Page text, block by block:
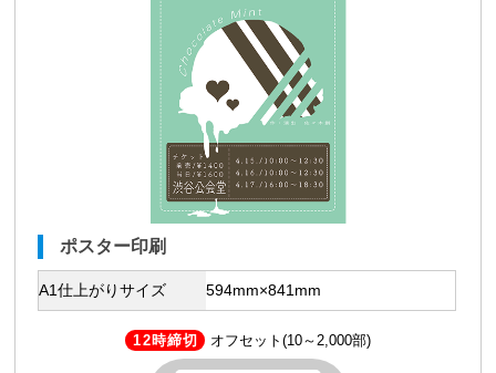
ポスター印刷
A1仕上がりサイズ 594mm×841mm
12時締切 オフセット(10～2,000部)